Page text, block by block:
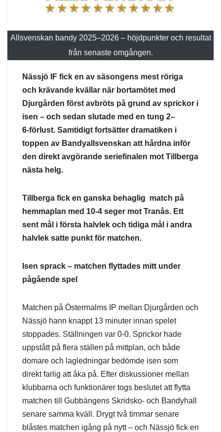
Allsvenskan bandy 2025–2026 – höjdpunkter och resultat
från senaste omgången.
Nässjö IF fick en av säsongens mest röriga
och krävande kvällar när bortamötet med
Djurgården först avbröts på grund av sprickor i
isen – och sedan slutade med en tung 2–
6‑förlust. Samtidigt fortsätter dramatiken i
toppen av Bandyallsvenskan att hårdna inför
den direkt avgörande seriefinalen mot Tillberga
nästa helg.
Tillberga fick en ganska behaglig match på
hemmaplan med 10-4 seger mot Tranås. Ett
sent mål i första halvlek och tidiga mål i andra
halvlek satte punkt för matchen.
Isen sprack – matchen flyttades mitt under
pågående spel
Matchen på Östermalms IP mellan Djurgården och
Nässjö hann knappt 13 minuter innan spelet
stoppades. Ställningen var 0-0. Sprickor hade
uppstått på flera ställen på mittplan, och både
domare och lagledningar bedömde isen som
direkt farlig att åka på. Efter diskussioner mellan
klubbarna och funktionärer togs beslutet att flytta
matchen till Gubbängens Skridsko- och Bandyhall
senare samma kväll. Drygt två timmar senare
blåstes matchen igång på nytt – och Nässjö fick en